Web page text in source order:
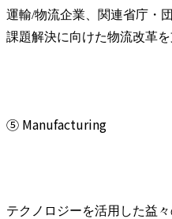
運輸/物流企業、関連省庁・
課題解決に向けた物流改革を
⑤ Manufacturing
テクノロジーを活用した益